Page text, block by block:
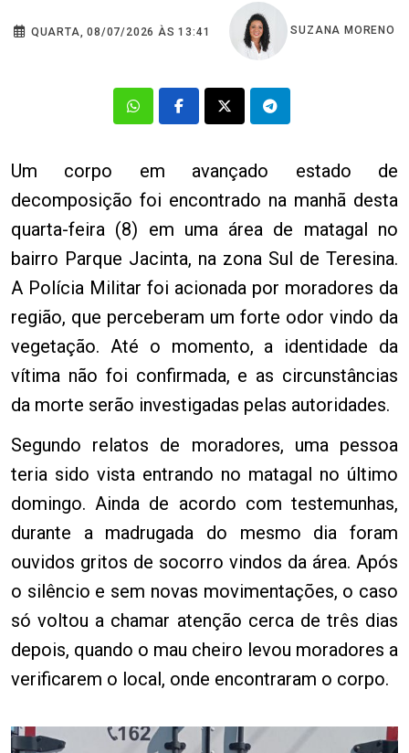
QUARTA, 08/07/2026 ÀS 13:41 SUZANA MORENO
Um corpo em avançado estado de
decomposição foi encontrado na manhã desta
quarta-feira (8) em uma área de matagal no
bairro Parque Jacinta, na zona Sul de Teresina.
A Polícia Militar foi acionada por moradores da
região, que perceberam um forte odor vindo da
vegetação. Até o momento, a identidade da
vítima não foi confirmada, e as circunstâncias
da morte serão investigadas pelas autoridades.
Segundo relatos de moradores, uma pessoa
teria sido vista entrando no matagal no último
domingo. Ainda de acordo com testemunhas,
durante a madrugada do mesmo dia foram
ouvidos gritos de socorro vindos da área. Após
o silêncio e sem novas movimentações, o caso
só voltou a chamar atenção cerca de três dias
depois, quando o mau cheiro levou moradores a
verificarem o local, onde encontraram o corpo.